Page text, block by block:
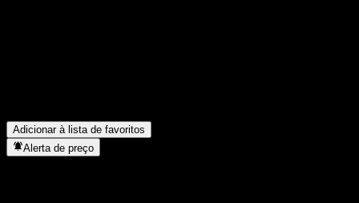
Adicionar à lista de favoritos
Alerta de preço